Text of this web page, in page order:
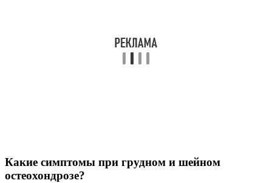
Какие симптомы при грудном и шейном
остеохондрозе?